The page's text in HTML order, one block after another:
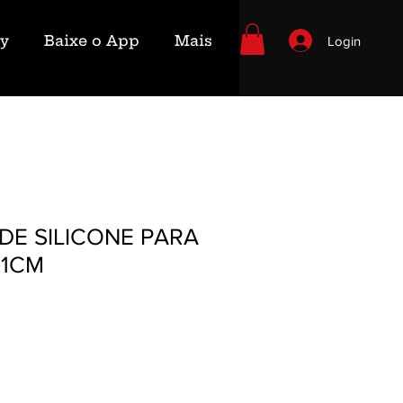
Baixe o App Mais Login
SILICONE PARA